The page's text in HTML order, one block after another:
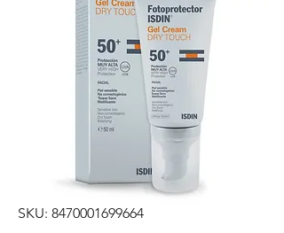
SKU: 8470001699664